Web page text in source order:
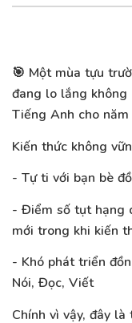
🎯 Một mùa tựu
đang lo lắng không
Tiếng Anh cho năm
Kiến thức không
- Tự ti với bạn bè
- Điểm số tụt hạng
mới trong khi kiến
- Khó phát triển
Nói, Đọc, Viết
Chính vì vậy, đây